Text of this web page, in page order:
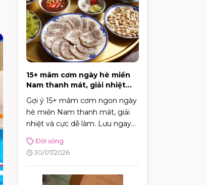
15+ mâm cơm ngày hè miền
Nam thanh mát, giải nhiệt
Gợi ý 15+ mâm cơm ngon ngày
hè miền Nam thanh mát, giải
nhiệt và cực dễ làm. Lưu ngay
cơm gia đình luôn đậm đà, tròn
vị!
Đời sống
30/07/2026